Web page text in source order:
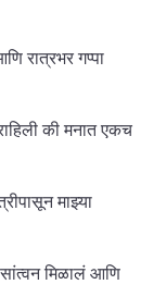
रात्रभर गप्पा
की मनात एकच
माझ्या
मिळालं आणि